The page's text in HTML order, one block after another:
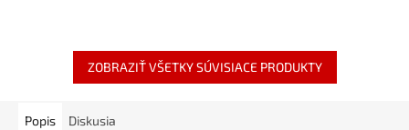
ZOBRAZIŤ VŠETKY SÚVISIACE PRODUKTY
Popis Diskusia